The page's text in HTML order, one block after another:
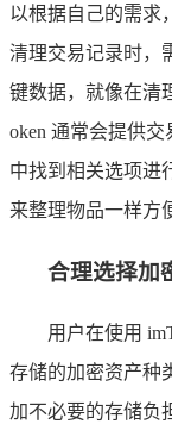
以根据自己的需求
清理交易记录时，
键数据，就像在清
oken 通常会提供
中找到相关选项进
来整理物品一样方
合理选择加
用户在使用
存储的加密资产种
加不必要的存储负